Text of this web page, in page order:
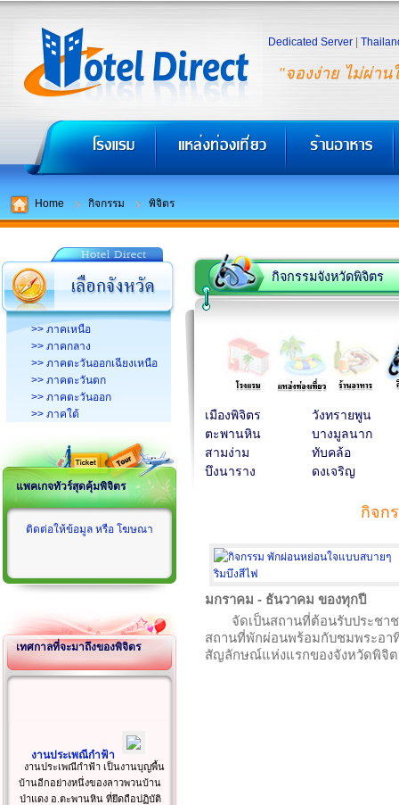
"จองง่าย ไม่ผ่าน
Dedicated Server
Home กิจกรรม พิจิตร
>> ภาคเหนือ
>> ภาคกลาง
>> ภาคตะวันออกเฉียงเหนือ
>> ภาคตะวันตก
>> ภาคตะวันออก
>> ภาคใต้
แพคเกจทัวร์สุดคุ้มพิจิตร
ติดต่อให้ข้อมูล หรือ โฆษณา
เทศกาลที่จะมาถึงของพิจิตร
งานประเพณีกำฟ้า
งานประเพณีกำฟ้า เป็นงานบุญพื้น
บ้านอีกอย่างหนึ่งของลาวพวนบ้าน
ป่าแดง อ.ตะพานหิน ที่ยึดถือปฏิบัติ
กิจกรรมจังหวัดพิจิตร
เมืองพิจิตร
วังทรายพูน
ตะพานหิน
บางมูลนาก
สามง่าม
ทับคล้อ
บึงนาราง
ดงเจริญ
กิจก
มกราคม - ธันวาคม ของทุกปี
จัดเป็นสถานที่ต้อนรับประชา
สถานที่พักผ่อนพร้อมกับชมพระอา
สัญลักษณ์แห่งแรกของจังหวัดพิจิ